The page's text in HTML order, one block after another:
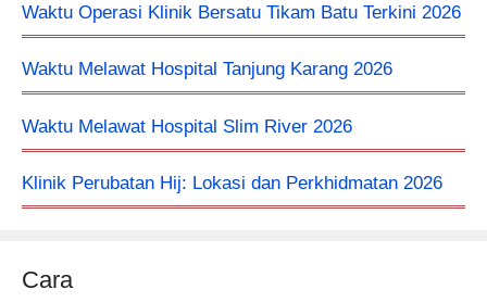
Waktu Operasi Klinik Bersatu Tikam Batu Terkini 2026
Waktu Melawat Hospital Tanjung Karang 2026
Waktu Melawat Hospital Slim River 2026
Klinik Perubatan Hij: Lokasi dan Perkhidmatan 2026
Cara